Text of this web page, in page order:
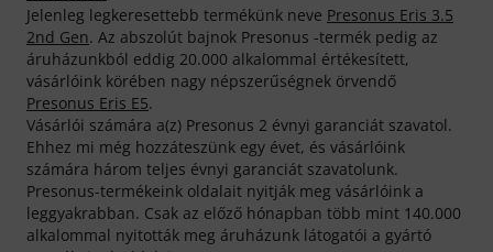
Jelenleg legkeresettebb termékünk neve Presonus Eris 3.5
2nd Gen. Az abszolút bajnok Presonus -termék pedig az
áruházunkból eddig 20.000 alkalommal értékesített,
vásárlóink körében nagy népszerűségnek örvendő
Presonus Eris E5.
Vásárlói számára a(z) Presonus 2 évnyi garanciát szavatol.
Ehhez mi még hozzáteszünk egy évet, és vásárlóink
számára három teljes évnyi garanciát szavatolunk.
Presonus-termékeink oldalait nyitják meg vásárlóink a
leggyakrabban. Csak az előző hónapban több mint 140.000
alkalommal nyitották meg áruházunk látogatói a gyártó